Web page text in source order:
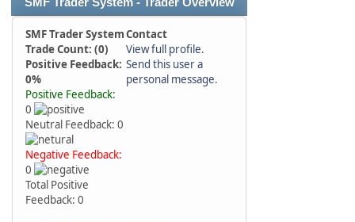
SMF Trader SystemContact
Trade Count: (0)
View full profile.
Positive Feedback:
0%
Send this user a
personal message.
Positive Feedback:
0
Neutral Feedback: 0
Negative Feedback:
0
Total Positive
Feedback: 0